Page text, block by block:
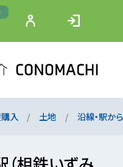
入 土地 沿線・駅か